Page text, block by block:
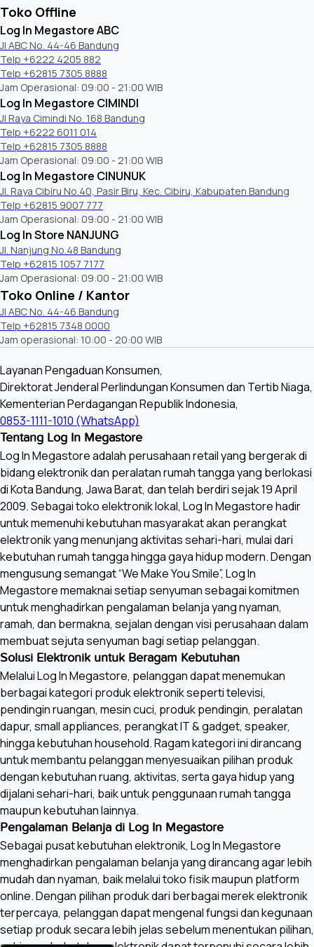
Yes (Indonesia Only)
Auto Hotspot Connect
N/A
S-Share
N/A
Auto Data Backup
N/A
Dongle Compatibility (3G / LTE / WiFi)
N/A
Analog Clean View
Yes
Triple Protection
N/A
Tuner/Broadcasting
Digital Broadcasting
Analog Tuner
Yes
2 Tuner
N/A
CI (Common Interface)
N/A
Data Broadcasting
HbbTV2.0.2 (SG Only)
TV Key Support
Yes
Konektivitas
HDMI
3
USB
1
Component In (Y/Pb/Pr)
N/A
Composite In (AV)
N/A
Ethernet (LAN)
Yes
Audio Out (Mini Jack)
N/A
Toko Offline
Log In Megastore ABC
Jl ABC No. 44-46 Bandung
Telp +6222 4205 882
Telp +62815 7305 8888
Jam Operasional: 09:00 - 21:00 WIB
Log In Megastore CIMINDI
Jl Raya Cimindi No. 168 Bandung
Telp +6222 6011 014
Telp +62815 7305 8888
Jam Operasional: 09:00 - 21:00 WIB
Log In Megastore CINUNUK
Jl. Raya Cibiru No.40, Pasir Biru, Kec. Cibiru, Kabupaten Bandung
Telp +62815 9007 777
Jam Operasional: 09:00 - 21:00 WIB
Log In Store NANJUNG
Jl. Nanjung No.48 Bandung
Telp +62815 1057 7177
Jam Operasional: 09:00 - 21:00 WIB
Toko Online / Kantor
Jl ABC No. 44-46 Bandung
Telp +62815 7348 0000
Jam operasional: 10:00 - 20:00 WIB
Layanan Pengaduan Konsumen,
Direktorat Jenderal Perlindungan Konsumen dan Tertib Niaga,
Kementerian Perdagangan Republik Indonesia,
0853-1111-1010 (WhatsApp)
Tentang Log In Megastore
Log In Megastore adalah perusahaan retail yang bergerak di
bidang elektronik dan peralatan rumah tangga yang berlokasi
di Kota Bandung, Jawa Barat, dan telah berdiri sejak 19 April
2009. Sebagai toko elektronik lokal, Log In Megastore hadir
untuk memenuhi kebutuhan masyarakat akan perangkat
elektronik yang menunjang aktivitas sehari-hari, mulai dari
kebutuhan rumah tangga hingga gaya hidup modern. Dengan
mengusung semangat “We Make You Smile”, Log In
Megastore memaknai setiap senyuman sebagai komitmen
untuk menghadirkan pengalaman belanja yang nyaman,
ramah, dan bermakna, sejalan dengan visi perusahaan dalam
membuat sejuta senyuman bagi setiap pelanggan.
Solusi Elektronik untuk Beragam Kebutuhan
Melalui Log In Megastore, pelanggan dapat menemukan
berbagai kategori produk elektronik seperti televisi,
pendingin ruangan, mesin cuci, produk pendingin, peralatan
dapur, small appliances, perangkat IT & gadget, speaker,
hingga kebutuhan household. Ragam kategori ini dirancang
untuk membantu pelanggan menyesuaikan pilihan produk
dengan kebutuhan ruang, aktivitas, serta gaya hidup yang
dijalani sehari-hari, baik untuk penggunaan rumah tangga
maupun kebutuhan lainnya.
Pengalaman Belanja di Log In Megastore
Sebagai pusat kebutuhan elektronik, Log In Megastore
menghadirkan pengalaman belanja yang dirancang agar lebih
mudah dan nyaman, baik melalui toko fisik maupun platform
online. Dengan pilihan produk dari berbagai merek elektronik
terpercaya, pelanggan dapat mengenal fungsi dan kegunaan
setiap produk secara lebih jelas sebelum menentukan pilihan,